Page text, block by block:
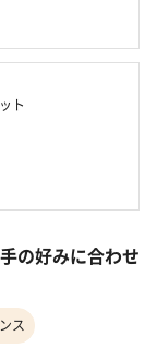
ト
の好みに合わせ
ス